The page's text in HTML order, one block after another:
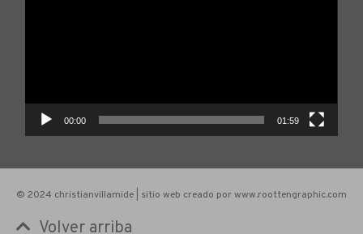
00:00 01:59
© 2024 christianvillamide | sitio web creado por www.roottengraphic.com
Volver arriba